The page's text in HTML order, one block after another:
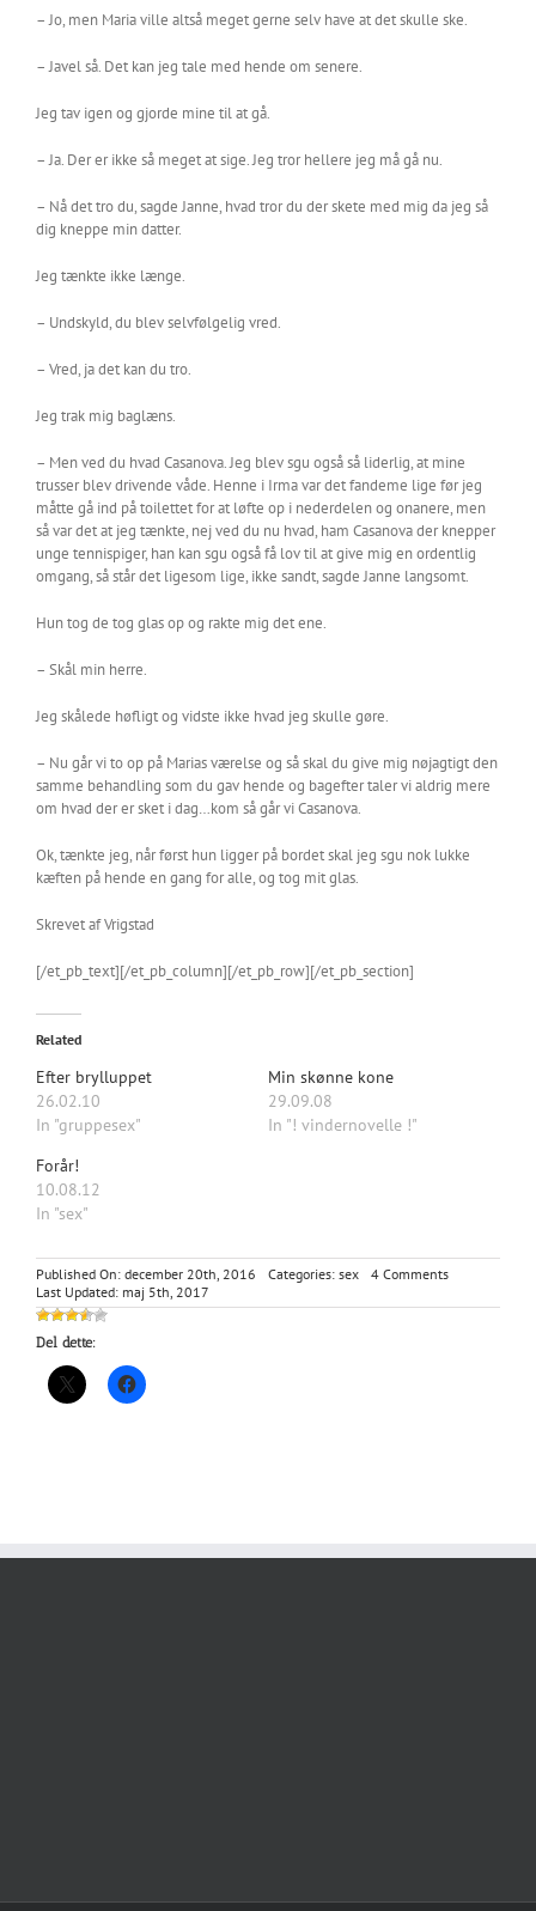
– Jo, men Maria ville altså meget gerne selv have at det skulle ske.
– Javel så. Det kan jeg tale med hende om senere.
Jeg tav igen og gjorde mine til at gå.
– Ja. Der er ikke så meget at sige. Jeg tror hellere jeg må gå nu.
– Nå det tro du, sagde Janne, hvad tror du der skete med mig da jeg så
dig kneppe min datter.
Jeg tænkte ikke længe.
– Undskyld, du blev selvfølgelig vred.
– Vred, ja det kan du tro.
Jeg trak mig baglæns.
– Men ved du hvad Casanova. Jeg blev sgu også så liderlig, at mine
trusser blev drivende våde. Henne i Irma var det fandeme lige før jeg
måtte gå ind på toilettet for at løfte op i nederdelen og onanere, men
så var det at jeg tænkte, nej ved du nu hvad, ham Casanova der knepper
unge tennispiger, han kan sgu også få lov til at give mig en ordentlig
omgang, så står det ligesom lige, ikke sandt, sagde Janne langsomt.
Hun tog de tog glas op og rakte mig det ene.
– Skål min herre.
Jeg skålede høfligt og vidste ikke hvad jeg skulle gøre.
– Nu går vi to op på Marias værelse og så skal du give mig nøjagtigt den
samme behandling som du gav hende og bagefter taler vi aldrig mere
om hvad der er sket i dag…kom så går vi Casanova.
Ok, tænkte jeg, når først hun ligger på bordet skal jeg sgu nok lukke
kæften på hende en gang for alle, og tog mit glas.
Skrevet af Vrigstad
[/et_pb_text][/et_pb_column][/et_pb_row][/et_pb_section]
Related
Efter brylluppet
26.02.10
In "gruppesex"
Min skønne kone
29.09.08
In "! vindernovelle !"
Forår!
10.08.12
In "sex"
Published On: december 20th, 2016 Categories: sex 4 Commentson
Værelse
Last Updated: maj 5th, 2017
Del dette: